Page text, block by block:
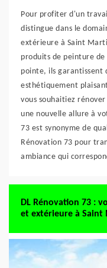
Pour profiter d'un
distingue dans le
extérieure à Saint
produits de peinture
pointe, ils garantissent
esthétiquement
vous souhaitiez
une nouvelle allure à
73 est synonyme de
Rénovation 73 pour
ambiance qui
DL Rénovation 73 :
et extérieure à Saint